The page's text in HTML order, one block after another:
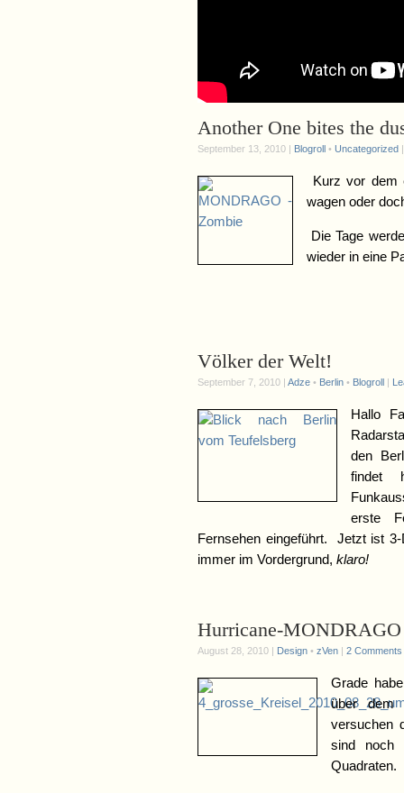
Another One bites the
September 13, 2010 | Blogroll • Uncategorized
Kurz vor dem
wagen oder
Die Tage
wieder in eine
Völker der Welt!
September 7, 2010 | Adze • Berlin • Blogroll |
Hallo
den
findet
erste
Fernsehen eingeführt. Jetzt ist
immer im Vordergrund, klaro!
Hurricane-MONDRAGO
August 28, 2010 | Design • zVen | 2 Comments
Grade
über dem
versuchen
sind noch
Quadraten.